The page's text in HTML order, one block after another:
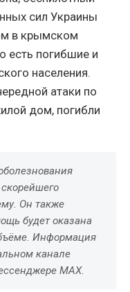
сил Украины
в крымском
есть погибшие и
населения.
атаки по
дом, погибли
Он также
будет оказана
Информация
канале
MAX.